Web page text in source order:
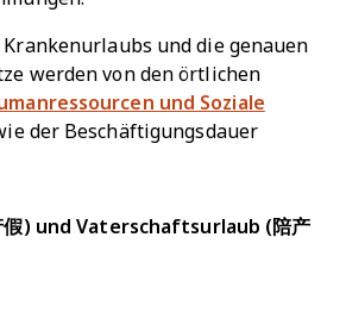
Krankenurlaubs und die genauen
werden von den örtlichen
und Soziale
der Beschäftigungsdauer
) und Vaterschaftsurlaub (陪产